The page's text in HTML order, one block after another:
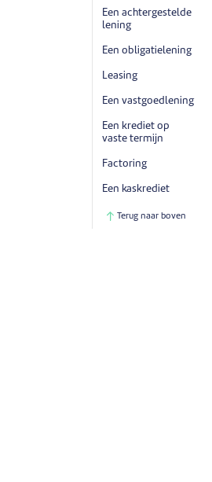
Een achtergestelde
lening
Een obligatielening
Leasing
Een vastgoedlening
Een krediet op
vaste termijn
Factoring
Een kaskrediet
Terug naar boven